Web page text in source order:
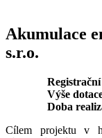
Akumulace
s.r.o.
Registrační
Výše
Doba
Cílem projektu v